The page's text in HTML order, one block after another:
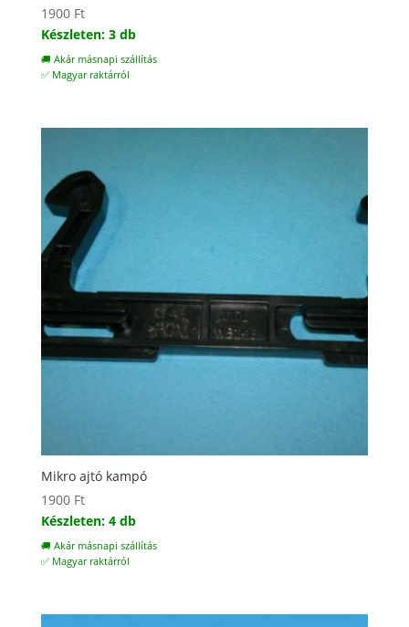
1900 Ft
Készleten: 3 db
🚚 Akár másnapi szállítás
✅ Magyar raktárról
Mikro ajtó kampó
1900 Ft
Készleten: 4 db
🚚 Akár másnapi szállítás
✅ Magyar raktárról